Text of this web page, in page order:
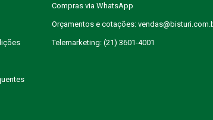
Compras via WhatsApp
Orçamentos e cotações:
Telemarketing: (21) 3601-4001